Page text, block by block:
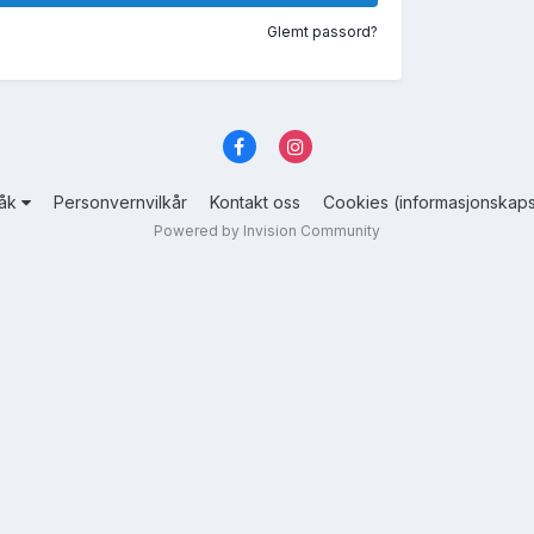
Glemt passord?
Personvernvilkår Kontakt oss Cookies
Powered by Invision Community